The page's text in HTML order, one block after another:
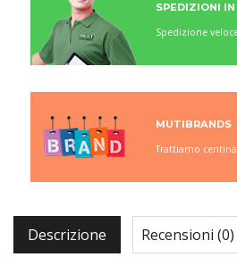
SPEDIZIONI
Spedizione
MUTIBRANDS
Trattiamo
Descrizione Recensioni (0)